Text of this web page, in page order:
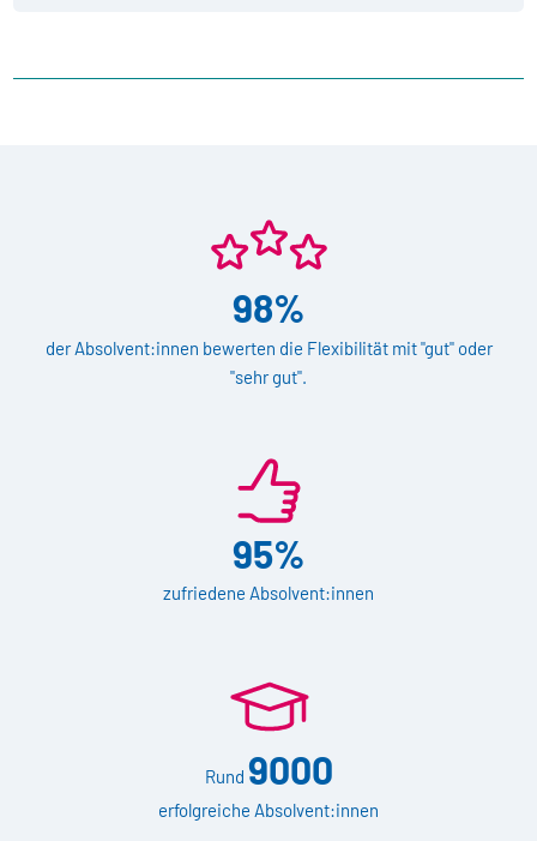
98%
der Absolvent:innen bewerten die Flexibilität mit "gut" oder
"sehr gut".
95%
zufriedene Absolvent:innen
Rund 9000
erfolgreiche Absolvent:innen